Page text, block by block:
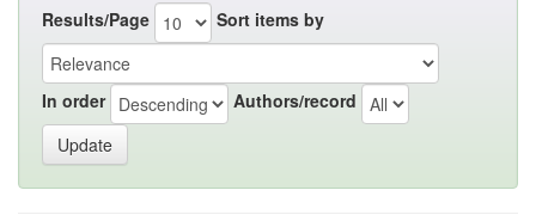
Results/Page Sort items by
In order Authors/record